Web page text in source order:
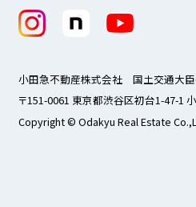
小田急不動産株式会社 国土交通大臣
〒151-0061 東京都渋谷区初台1-47-1
Copyright © Odakyu Real Estate